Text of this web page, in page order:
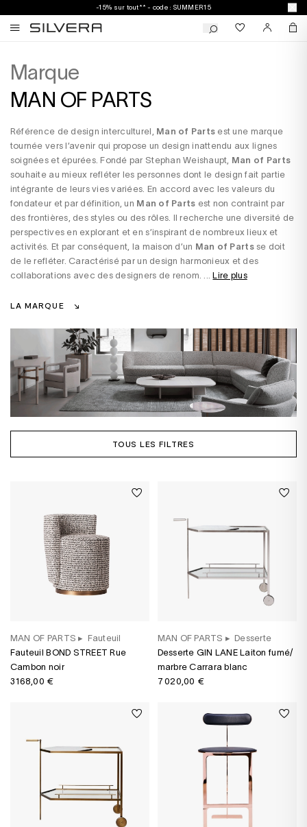
-15% sur tout** - code : SUMMER15
Marque
MAN OF PARTS
Référence de design interculturel, Man of Parts est une marque
tournée vers l’avenir qui propose un design inattendu aux lignes
soignées et épurées. Fondé par Stephan Weishaupt, Man of Parts
souhaite au mieux refléter les personnes dont le design fait partie
intégrante de leurs vies variées. En accord avec les valeurs du
fondateur et par définition, un Man of Parts est non contraint par
des frontières, des styles ou des rôles. Il recherche une diversité de
perspectives en explorant et en s’inspirant de nombreux lieux et
activités. Et par conséquent, la maison d’un Man of Partsse doit
de le refléter. Caractérisé par un design harmonieux et des
collaborations avec des designers de renom. ...Lire plus
LA MARQUE
TOUS LES FILTRES
MAN OF PARTS▸ Fauteuil
Fauteuil BOND STREET Rue
Cambon noir
3 168,00 €
MAN OF PARTS ▸ Desserte
Desserte GIN LANE Laiton fumé/
marbre Carrara blanc
7 020,00 €